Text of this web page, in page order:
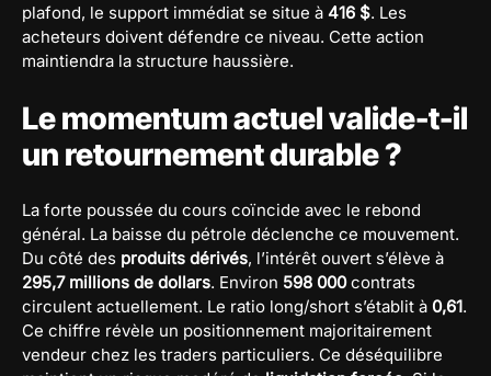
plafond, le support immédiat se situe à 416 $. Les
acheteurs doivent défendre ce niveau. Cette action
maintiendra la structure haussière.
Le momentum actuel valide-t-il
un retournement durable ?
La forte poussée du cours coïncide avec le rebond
général. La baisse du pétrole déclenche ce mouvement.
Du côté des produits dérivés, l’intérêt ouvert s’élève à
295,7 millions de dollars. Environ 598 000contrats
circulent actuellement. Le ratio long/short s’établit à 0,61.
Ce chiffre révèle un positionnement majoritairement
vendeur chez les traders particuliers. Ce déséquilibre